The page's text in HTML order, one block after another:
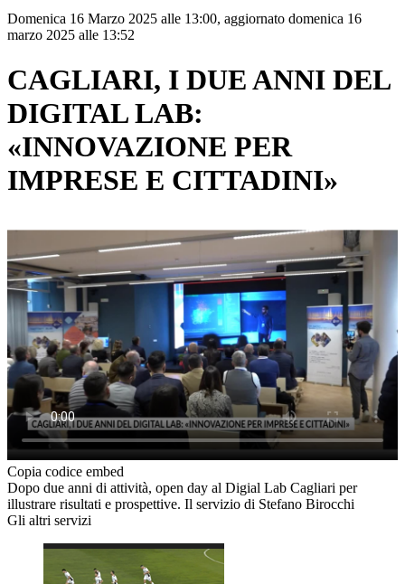
Domenica 16 Marzo 2025 alle 13:00, aggiornato domenica 16
marzo 2025 alle 13:52
CAGLIARI, I DUE ANNI DEL
DIGITAL LAB:
«INNOVAZIONE PER
IMPRESE E CITTADINI»
Copia codice embed
Dopo due anni di attività, open day al Digial Lab Cagliari per
illustrare risultati e prospettive. Il servizio di Stefano Birocchi
Gli altri servizi